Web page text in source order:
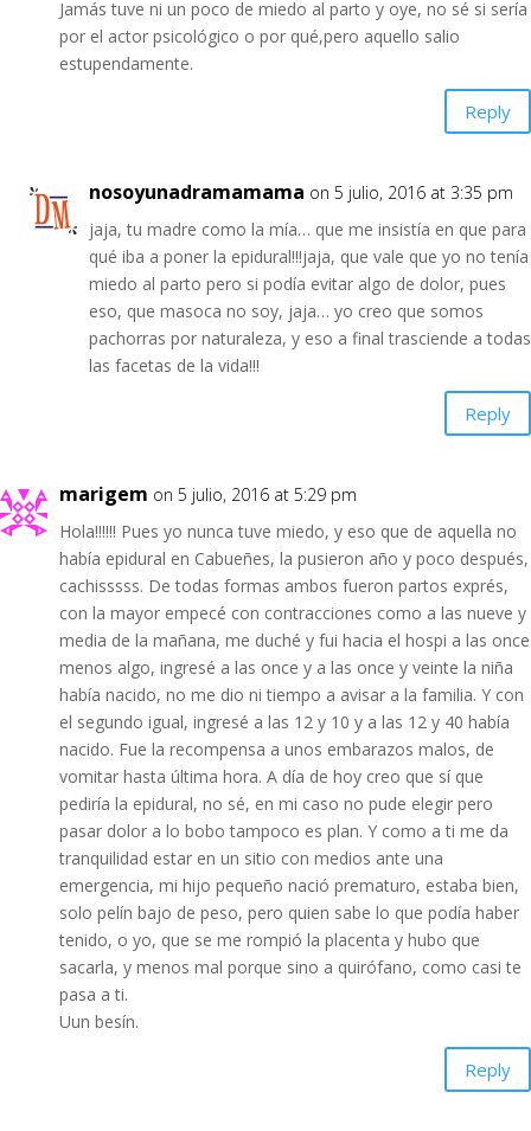
Jamás tuve ni un poco de miedo al parto y oye, no sé si sería
por el actor psicológico o por qué,pero aquello salio
estupendamente.
Reply
nosoyunadramamama on 5 julio, 2016 at 3:35 pm
jaja, tu madre como la mía… que me insistía en que para
qué iba a poner la epidural!!!jaja, que vale que yo no tenía
miedo al parto pero si podía evitar algo de dolor, pues
eso, que masoca no soy, jaja… yo creo que somos
pachorras por naturaleza, y eso a final trasciende a todas
las facetas de la vida!!!
Reply
marigem on 5 julio, 2016 at 5:29 pm
Hola!!!!!! Pues yo nunca tuve miedo, y eso que de aquella no
había epidural en Cabueñes, la pusieron año y poco después,
cachisssss. De todas formas ambos fueron partos exprés,
con la mayor empecé con contracciones como a las nueve y
media de la mañana, me duché y fui hacia el hospi a las once
menos algo, ingresé a las once y a las once y veinte la niña
había nacido, no me dio ni tiempo a avisar a la familia. Y con
el segundo igual, ingresé a las 12 y 10 y a las 12 y 40 había
nacido. Fue la recompensa a unos embarazos malos, de
vomitar hasta última hora. A día de hoy creo que sí que
pediría la epidural, no sé, en mi caso no pude elegir pero
pasar dolor a lo bobo tampoco es plan. Y como a ti me da
tranquilidad estar en un sitio con medios ante una
emergencia, mi hijo pequeño nació prematuro, estaba bien,
solo pelín bajo de peso, pero quien sabe lo que podía haber
tenido, o yo, que se me rompió la placenta y hubo que
sacarla, y menos mal porque sino a quirófano, como casi te
pasa a ti.
Uun besín.
Reply